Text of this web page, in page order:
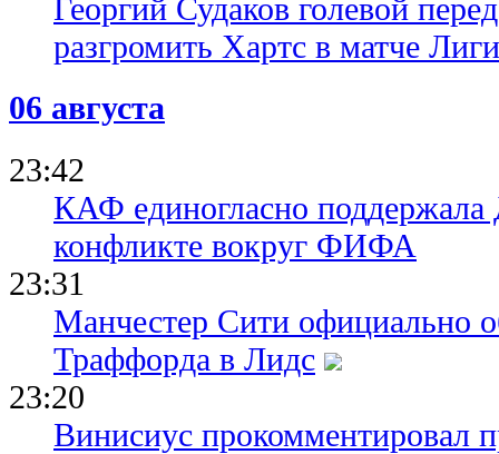
Георгий Судаков голевой
разгромить Хартс в матче
06 августа
23:42
КАФ единогласно
конфликте вокруг ФИФА
23:31
Манчестер Сити официально
Траффорда в Лидс
23:20
Винисиус прокомментировал